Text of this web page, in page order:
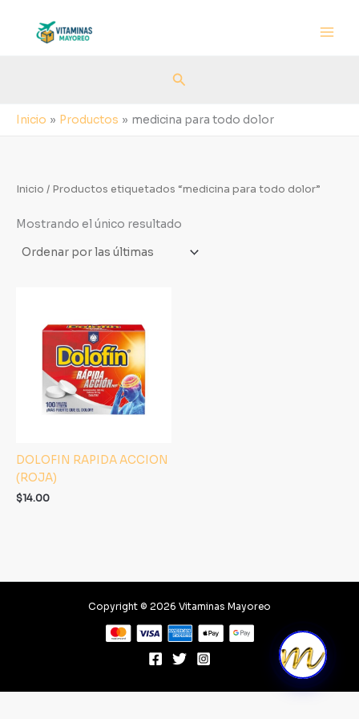
contenido
Buscar
Inicio Productos medicina para todo dolor
Inicio / Productos etiquetados “medicina para todo dolor”
Mostrando el único resultado
DOLOFIN RAPIDA ACCION
(ROJA)
$14.00
Copyright © 2026 Vitaminas Mayoreo